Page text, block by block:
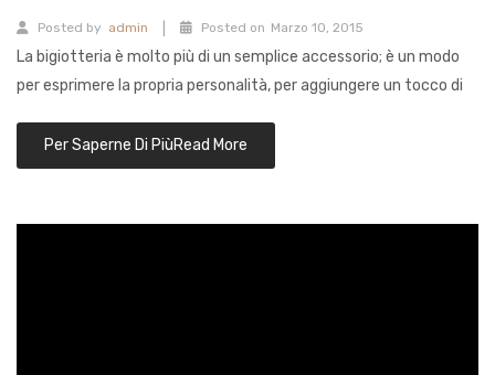
Posted by admin Posted on Marzo 10, 2015
La bigiotteria è molto più di un semplice accessorio; è un modo
per esprimere la propria personalità, per aggiungere un tocco di
Read More